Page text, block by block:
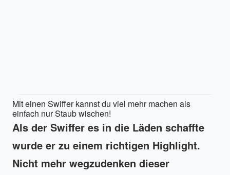
Mit einen Swiffer kannst du viel mehr machen als
einfach nur Staub wischen!
Als der Swiffer es in die Läden schaffte
wurde er zu einem richtigen Highlight.
Nicht mehr wegzudenken dieser